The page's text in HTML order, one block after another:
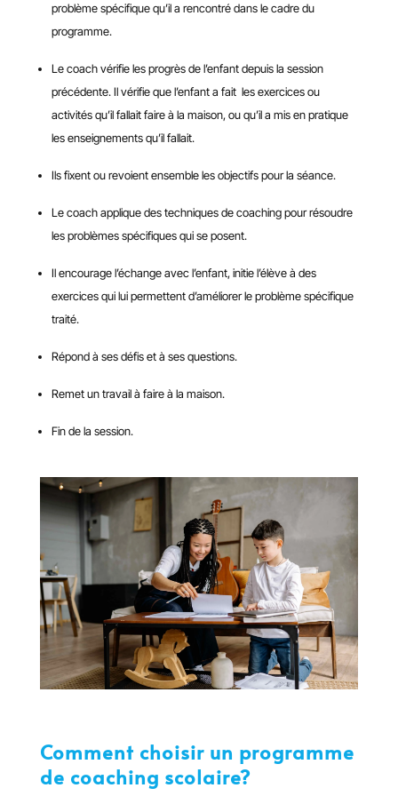
problème spécifique qu’il a rencontré dans le cadre du
programme.
Le coach vérifie les progrès de l’enfant depuis la session
précédente. Il vérifie que l’enfant a fait les exercices ou
activités qu’il fallait faire à la maison, ou qu’il a mis en pratique
les enseignements qu’il fallait.
Ils fixent ou revoient ensemble les objectifs pour la séance.
Le coach applique des techniques de coaching pour résoudre
les problèmes spécifiques qui se posent.
Il encourage l’échange avec l’enfant, initie l’élève à des
exercices qui lui permettent d’améliorer le problème spécifique
traité.
Répond à ses défis et à ses questions.
Remet un travail à faire à la maison.
Fin de la session.
Comment choisir un programme
de coaching scolaire?